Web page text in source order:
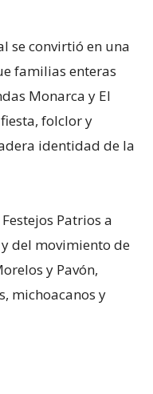
se convirtió en una
familias enteras
Monarca y El
folclor y
identidad de la
Patrios a
del movimiento de
y Pavón,
michoacanos y